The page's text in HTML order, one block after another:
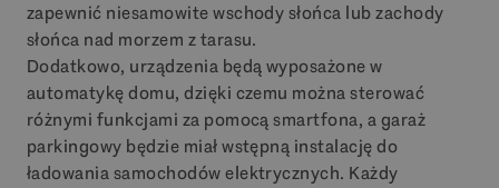
zapewnić niesamowite wschody słońca lub zachody
słońca nad morzem z tarasu.
Dodatkowo, urządzenia będą wyposażone w
automatykę domu, dzięki czemu można sterować
różnymi funkcjami za pomocą smartfona, a garaż
parkingowy będzie miał wstępną instalację do
ładowania samochodów elektrycznych. Każdy